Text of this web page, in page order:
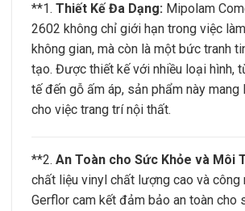
**1. Thiết Kế Đa Dạng: Mipolam
2602 không chỉ giới hạn trong việc
không gian, mà còn là một bức tranh
tạo. Được thiết kế với nhiều loại hình,
tế đến gỗ ấm áp, sản phẩm này
cho việc trang trí nội thất.
**2. An Toàn cho Sức Khỏe và Môi
chất liệu vinyl chất lượng cao và công
Gerflor cam kết đảm bảo an toàn cho